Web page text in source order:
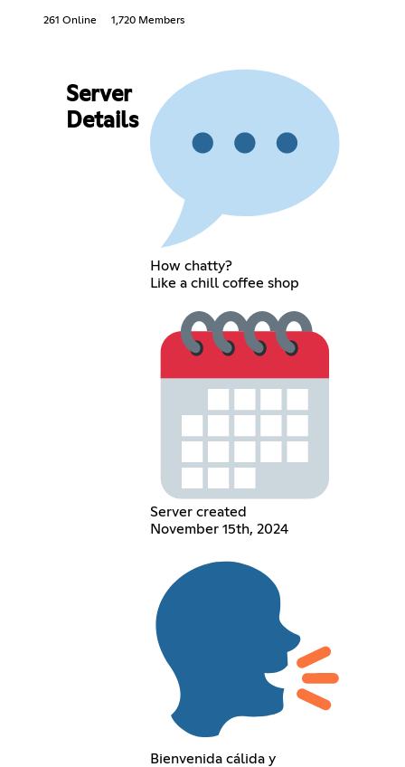
261 Online 1,720 Members
Server
Details
How chatty?
Like a chill coffee shop
Server created
November 15th, 2024
Bienvenida cálida y